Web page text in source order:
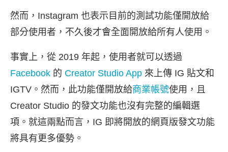
然而，Instagram 也表示目前的測試功能僅開放給
部分使用者，不久後才會全面開放給所有人使用。
事實上，從 2019 年起，使用者就可以透過
Facebook 的 Creator Studio App 來上傳 IG 貼文和
IGTV。然而，此功能僅開放給商業帳號使用，且
Creator Studio 的發文功能也沒有完整的編輯選
項。就這兩點而言，IG 即將開放的網頁版發文功能
將具有更多優勢。